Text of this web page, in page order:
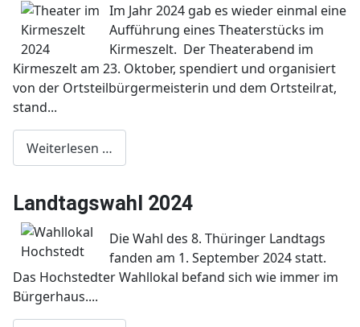
Im Jahr 2024 gab es wieder einmal eine
Aufführung eines Theaterstücks im
Kirmeszelt. Der Theaterabend im
Kirmeszelt am 23. Oktober, spendiert und organisiert
von der Ortsteilbürgermeisterin und dem Ortsteilrat,
stand...
Weiterlesen …
Landtagswahl 2024
Die Wahl des 8. Thüringer Landtags
fanden am 1. September 2024 statt.
Das Hochstedter Wahllokal befand sich wie immer im
Bürgerhaus....